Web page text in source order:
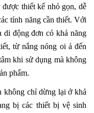
thiết kế nhỏ gọn, dễ
tính năng cần thiết. Với
di động đơn có khả năng
từ nắng nóng oi ả đến
khi sử dụng mà không
phẩm.
không chỉ dừng lại ở khả
bị các thiết bị vệ sinh